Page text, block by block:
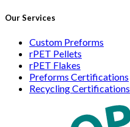
Our Services
Custom Preforms
rPET Pellets
rPET Flakes
Preforms Certifications
Recycling Certifications